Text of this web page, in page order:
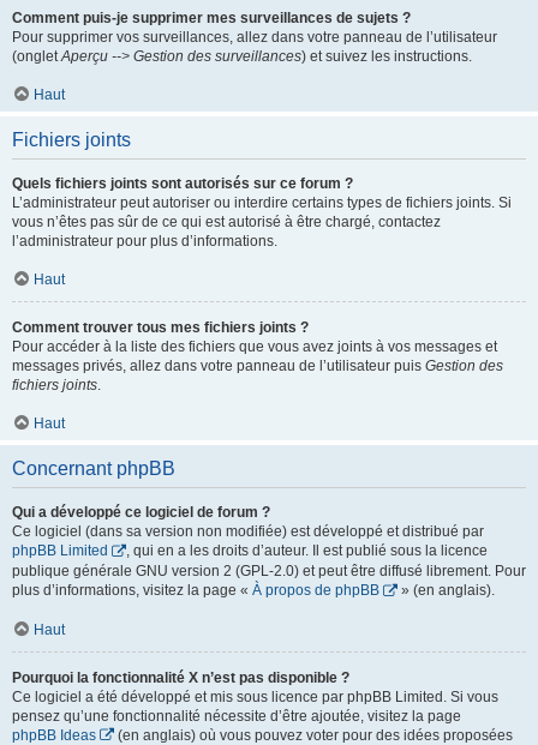
Comment puis-je supprimer mes surveillances de sujets ?
Pour supprimer vos surveillances, allez dans votre panneau de l’utilisateur
(ongletAperçu --> Gestion des surveillances) et suivez les instructions.
Haut
Fichiers joints
Quels fichiers joints sont autorisés sur ce forum ?
L’administrateur peut autoriser ou interdire certains types de fichiers joints. Si
vous n’êtes pas sûr de ce qui est autorisé à être chargé, contactez
l’administrateur pour plus d’informations.
Haut
Comment trouver tous mes fichiers joints ?
Pour accéder à la liste des fichiers que vous avez joints à vos messages et
messages privés, allez dans votre panneau de l’utilisateur puis Gestion des
fichiers joints.
Haut
Concernant phpBB
Qui a développé ce logiciel de forum ?
Ce logiciel (dans sa version non modifiée) est développé et distribué par
phpBB Limited
, qui en a les droits d’auteur. Il est publié sous la licence
publique générale GNU version 2 (GPL-2.0) et peut être diffusé librement. Pour
plus d’informations, visitez la page « À propos de phpBB » (en anglais).
Haut
Pourquoi la fonctionnalité X n’est pas disponible ?
Ce logiciel a été développé et mis sous licence par phpBB Limited. Si vous
pensez qu’une fonctionnalité nécessite d’être ajoutée, visitez la page
phpBB Ideas
(en anglais) où vous pouvez voter pour des idées proposées